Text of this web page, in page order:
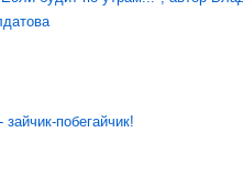
побегайчик!